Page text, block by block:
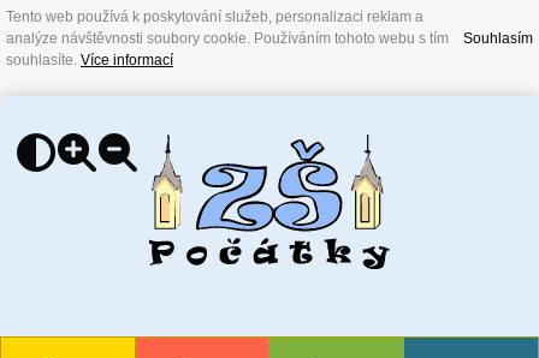
Tento web používá k poskytování služeb, personalizaci reklam a
analýze návštěvnosti soubory cookie. Používáním tohoto webu s tím
souhlasíte. Více informací
Souhlasím